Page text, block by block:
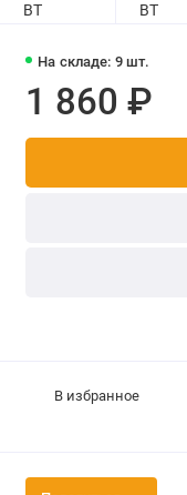
На складе: 9 шт.
1 860 ₽
В избранное